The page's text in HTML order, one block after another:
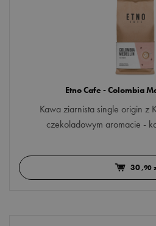
Etno Cafe - Colombia
Kawa ziarnista single origin z
czekoladowym aromacie -
30,90